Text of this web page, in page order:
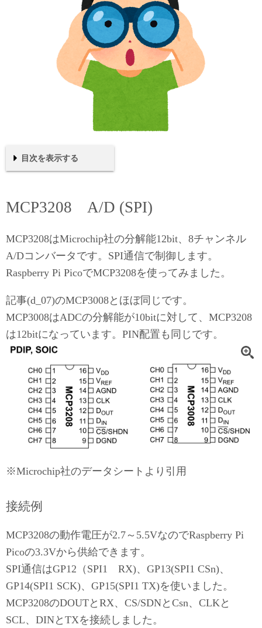
目次を表示する
MCP3208 A/D (SPI)
MCP3208 A/D (SPI)
MCP3208はMicrochip社の分解能12bit、8チャンネル
A/Dコンバータです。SPI通信で制御します。
Raspberry Pi PicoでMCP3208を使ってみました。
記事(d_07)のMCP3008とほぼ同じです。
MCP3008はADCの分解能が10bitに対して、MCP3208
は12bitになっています。PIN配置も同じです。
※Microchip社のデータシートより引用
接続例
MCP3208の動作電圧が2.7～5.5VなのでRaspberry Pi
Picoの3.3Vから供給できます。
SPI通信はGP12（SPI1 RX)、GP13(SPI1 CSn)、
GP14(SPI1 SCK)、GP15(SPI1 TX)を使いました。
MCP3208のDOUTとRX、CS/SDNとCsn、CLKと
SCL、DINとTXを接続しました。